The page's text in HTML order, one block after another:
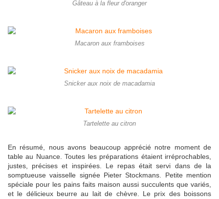
Gâteau à la fleur d'oranger
Macaron aux framboises
Snicker aux noix de macadamia
Tartelette au citron
En résumé, nous avons beaucoup apprécié notre moment de
table au Nuance. Toutes les préparations étaient irréprochables,
justes, précises et inspirées. Le repas était servi dans de la
somptueuse vaisselle signée Pieter Stockmans. Petite mention
spéciale pour les pains faits maison aussi succulents que variés,
et le délicieux beurre au lait de chèvre. Le prix des boissons